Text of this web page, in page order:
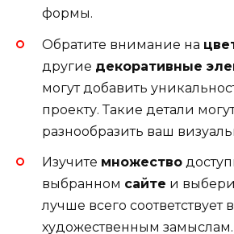
формы.
Обратите внимание на
другие декоративные
могут добавить
проекту. Такие детали
разнообразить ваш
Изучите множество
выбранном сайте и
лучше всего соответствует
художественным замыслам.